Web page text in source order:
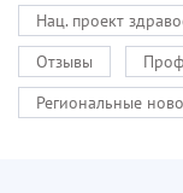
Нац. проект
Отзывы
Региональные